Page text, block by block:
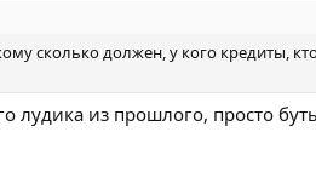
сколько должен, у кого кредиты,
лудика из прошлого, просто